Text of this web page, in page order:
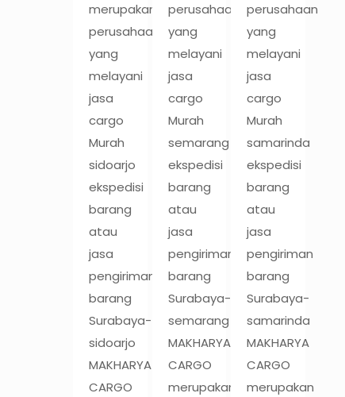
merupakan
perusahaan
yang
melayani
jasa
cargo
Murah
sidoarjo
ekspedisi
barang
atau
jasa
pengiriman
barang
Surabaya-
sidoarjo
MAKHARYA
CARGO
perusahaan
yang
melayani
jasa
cargo
Murah
semarang
ekspedisi
barang
atau
jasa
pengiriman
barang
Surabaya-
semarang
MAKHARYA
CARGO
merupakan
perusahaan
yang
melayani
jasa
cargo
Murah
samarinda
ekspedisi
barang
atau
jasa
pengiriman
barang
Surabaya-
samarinda
MAKHARYA
CARGO
merupakan